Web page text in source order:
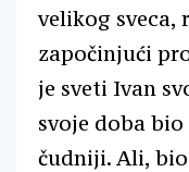
velikog sveca,
započinjući
je sveti Ivan
svoje doba
čudniji. Ali,